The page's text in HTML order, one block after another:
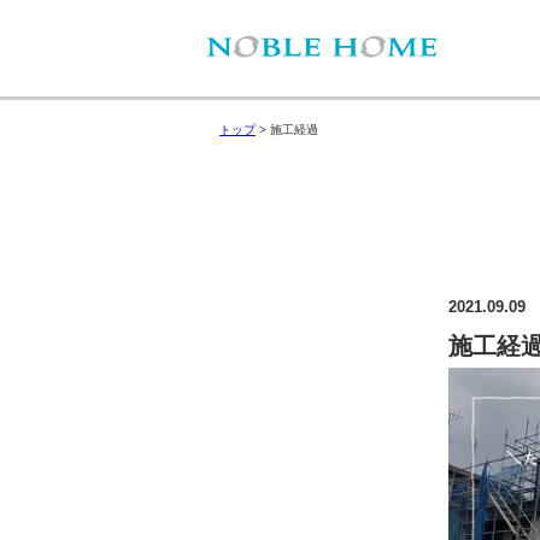
トップ> 施工経過
2021.09.09
施工経